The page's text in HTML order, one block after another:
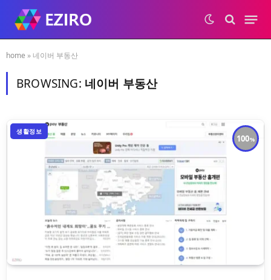
home » 네이버 부동산
BROWSING: 네이버 부동산
100
생활정보